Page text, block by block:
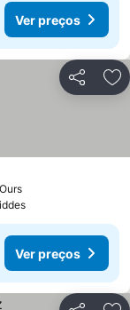
Ver preços
Partilhar
Ver preços